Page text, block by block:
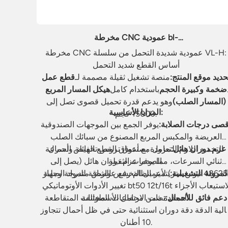
مخرطة CNC عمودية bl-
vl2000h/2000mh/2500h/2500mh مخرطة CNC عمودية شديدة التحمل من سلسلة VL-H:
أساس القطع شديد التحمل
موقع المنتج:منصة تشغيل ثقيلة مصممة لـقطع عمل
ضخمة وكبيرة الحجمباستخدام كاملهيكل المسار المربع
(المسار الصلب)وهو يدعم قدرة تحميل قصوى تصل إلى
15000 كجم. المزايا الأساسية:
درجات الصلابة:يوفر الجمع بين الموجهات الصندوقية
العريضة والمكبس المربع المصنوع من سبائك الصلب
التخميد اللازم للتعامل مع أعماق القطع الهائلة وأحمال
الصدمات الثقيلة.
عزم دوران هائل:مزودة بصندوق تروس تخفيض السرعة
ثنائي السرعات، مما يوفر عزم دوران هائل (يصل إلى
للمواد الصلبة.
التشغيلية:يتميز بنظام رفع عوارض متدرجة وجهاز
تغيير الأدوات الأوتوماتيكي bt50 12t/16t لاستيعاب الأجزاء
المعقدة ذات الارتفاعات المختلفة.
دعم فائق للأحمال:تضمن محامل الأسطوانات المتقاطعة
عالية الدقة دقة دوران استثنائية حتى في ظل أحمال تتجاوز
10 أطنان.